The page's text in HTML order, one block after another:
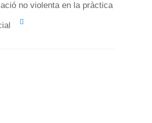
no violenta en la pràctica